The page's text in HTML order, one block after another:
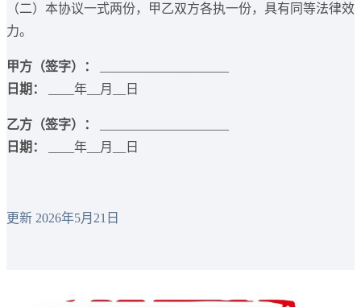
（二）本协议一式两份，甲乙双方各执一份，具有同等法律效
力。
甲方（签字）：
日期：
____年__月__日
乙方（签字）：
日期：
____年__月__日
更新 2026年5月21日